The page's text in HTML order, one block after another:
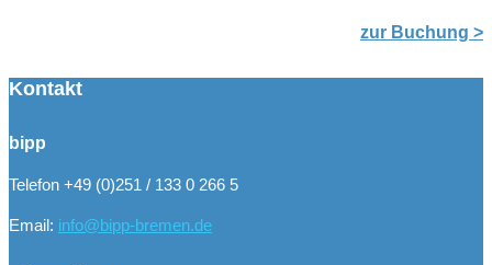
zur Buchung >
Kontakt
bipp
Telefon +49 (0)251 / 133 0 266 5
Email: info@bipp-bremen.de